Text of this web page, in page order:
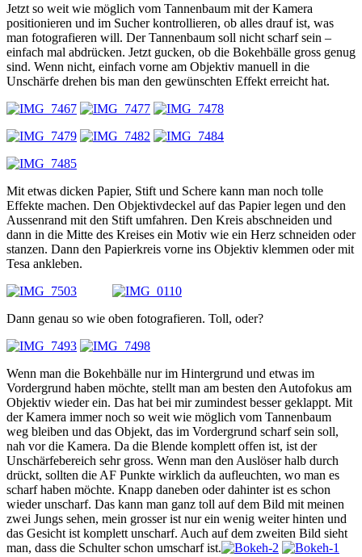
Jetzt so weit wie möglich vom Tannenbaum mit der Kamera
positionieren und im Sucher kontrollieren, ob alles drauf ist, was
man fotografieren will. Der Tannenbaum soll nicht scharf sein –
einfach mal abdrücken. Jetzt gucken, ob die Bokehbälle gross genug
sind. Wenn nicht, einfach vorne am Objektiv manuell in die
Unschärfe drehen bis man den gewünschten Effekt erreicht hat.
Mit etwas dicken Papier, Stift und Schere kann man noch tolle
Effekte machen. Den Objektivdeckel auf das Papier legen und den
Aussenrand mit den Stift umfahren. Den Kreis abschneiden und
dann in die Mitte des Kreises ein Motiv wie ein Herz schneiden oder
stanzen. Dann den Papierkreis vorne ins Objektiv klemmen oder mit
Tesa ankleben.
Dann genau so wie oben fotografieren. Toll, oder?
Wenn man die Bokehbälle nur im Hintergrund und etwas im
Vordergrund haben möchte, stellt man am besten den Autofokus am
Objektiv wieder ein. Das hat bei mir zumindest besser geklappt. Mit
der Kamera immer noch so weit wie möglich vom Tannenbaum
weg bleiben und das Objekt, das im Vordergrund scharf sein soll,
nah vor die Kamera. Da die Blende komplett offen ist, ist der
Unschärfebereich sehr gross. Wenn man den Auslöser halb durch
drückt, sollten die AF Punkte wirklich da aufleuchten, wo man es
scharf haben möchte. Knapp daneben oder dahinter ist es schon
wieder unscharf. Das kann man ganz toll auf dem Bild mit meinen
zwei Jungs sehen, mein grosser ist nur ein wenig weiter hinten und
das Gesicht ist komplett unscharf. Auch auf dem zweiten Bild sieht
man, dass die Schulter schon umscharf ist.